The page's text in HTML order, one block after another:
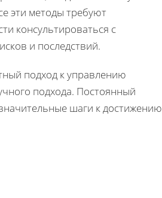
эти методы требуют
консультироваться с
и последствий.
подход к управлению
подхода. Постоянный
шаги к достижению